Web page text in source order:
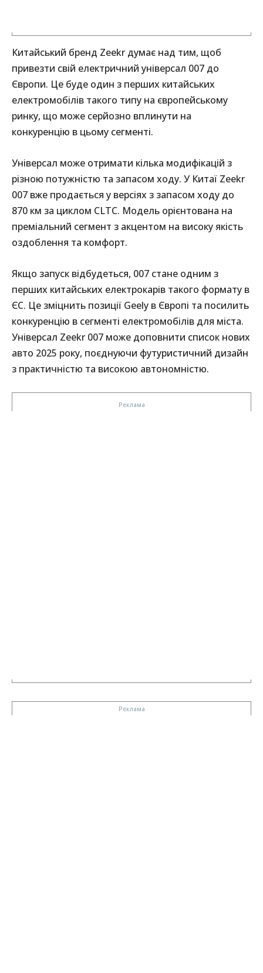
Китайський бренд Zeekr думає над тим, щоб
привезти свій електричний універсал 007 до
Європи. Це буде один з перших китайських
електромобілів такого типу на європейському
ринку, що може серйозно вплинути на
конкуренцію в цьому сегменті.
Універсал може отримати кілька модифікацій з
різною потужністю та запасом ходу. У Китаї Zeekr
007 вже продається у версіях з запасом ходу до
870 км за циклом CLTC. Модель орієнтована на
преміальний сегмент з акцентом на високу якість
оздоблення та комфорт.
Якщо запуск відбудеться, 007 стане одним з
перших китайських електрокарів такого формату в
ЄС. Це зміцнить позиції Geely в Європі та посилить
конкуренцію в сегменті електромобілів для міста.
Універсал Zeekr 007 може доповнити список нових
авто 2025 року, поєднуючи футуристичний дизайн
з практичністю та високою автономністю.